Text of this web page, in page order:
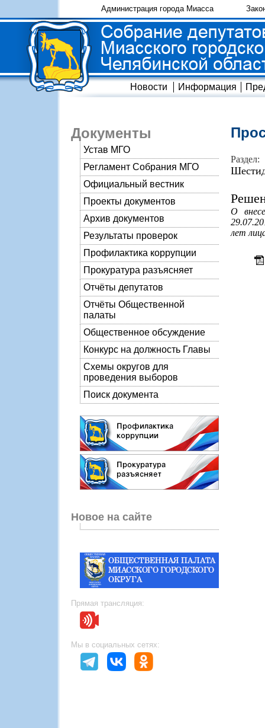
Администрация города Миасса
Новости Информация
Документы
Устав МГО
Регламент Собрания МГО
Официальный вестник
Проекты документов
Архив документов
Результаты проверок
Профилактика коррупции
Прокуратура разъясняет
Отчёты депутатов
Отчёты Общественной
палаты
Общественное обсуждение
Конкурс на должность Главы
Схемы округов для
проведения выборов
Поиск документа
Новое на сайте
Прямая трансляция:
Мы в социальных сетях:
Раздел:
О
лет